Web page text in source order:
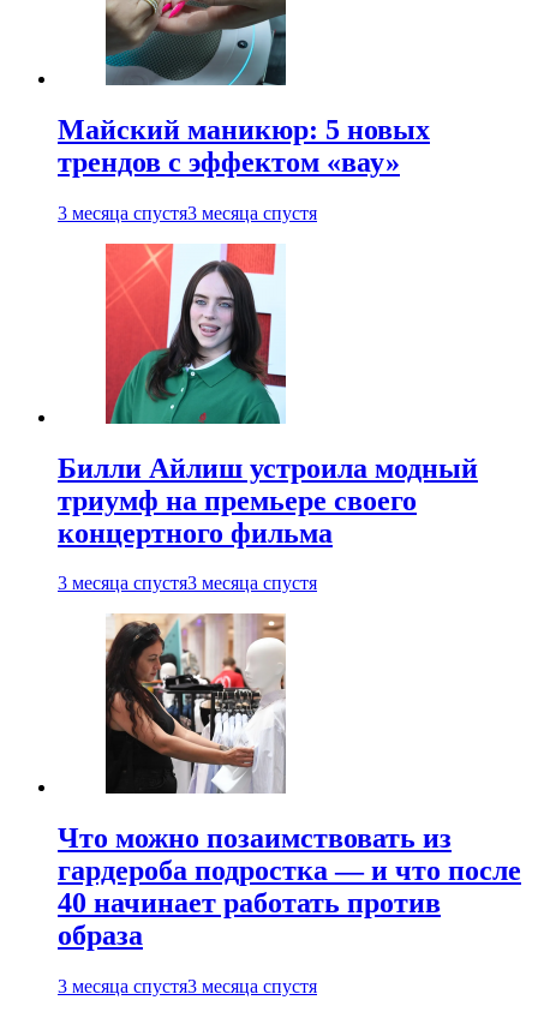
Майский маникюр: 5 новых
трендов с эффектом «вау»
3 месяца спустя3 месяца спустя
Билли Айлиш устроила модный
триумф на премьере своего
концертного фильма
3 месяца спустя3 месяца спустя
Что можно позаимствовать из
гардероба подростка — и что после
40 начинает работать против
образа
3 месяца спустя3 месяца спустя